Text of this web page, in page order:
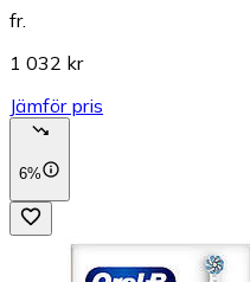
fr.
1 032 kr
Jämför pris
6%